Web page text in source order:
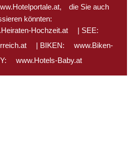
die Sie auch
könnten:
Hochzeit.at
| SEE:
| BIKEN:
www.Biken-
www.Hotels-Baby.at